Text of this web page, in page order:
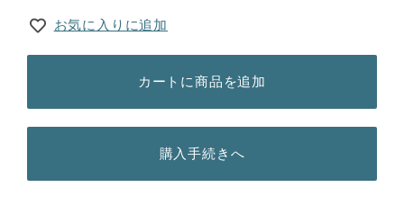
お気に入りに追加
カートに商品を追加
購入手続きへ